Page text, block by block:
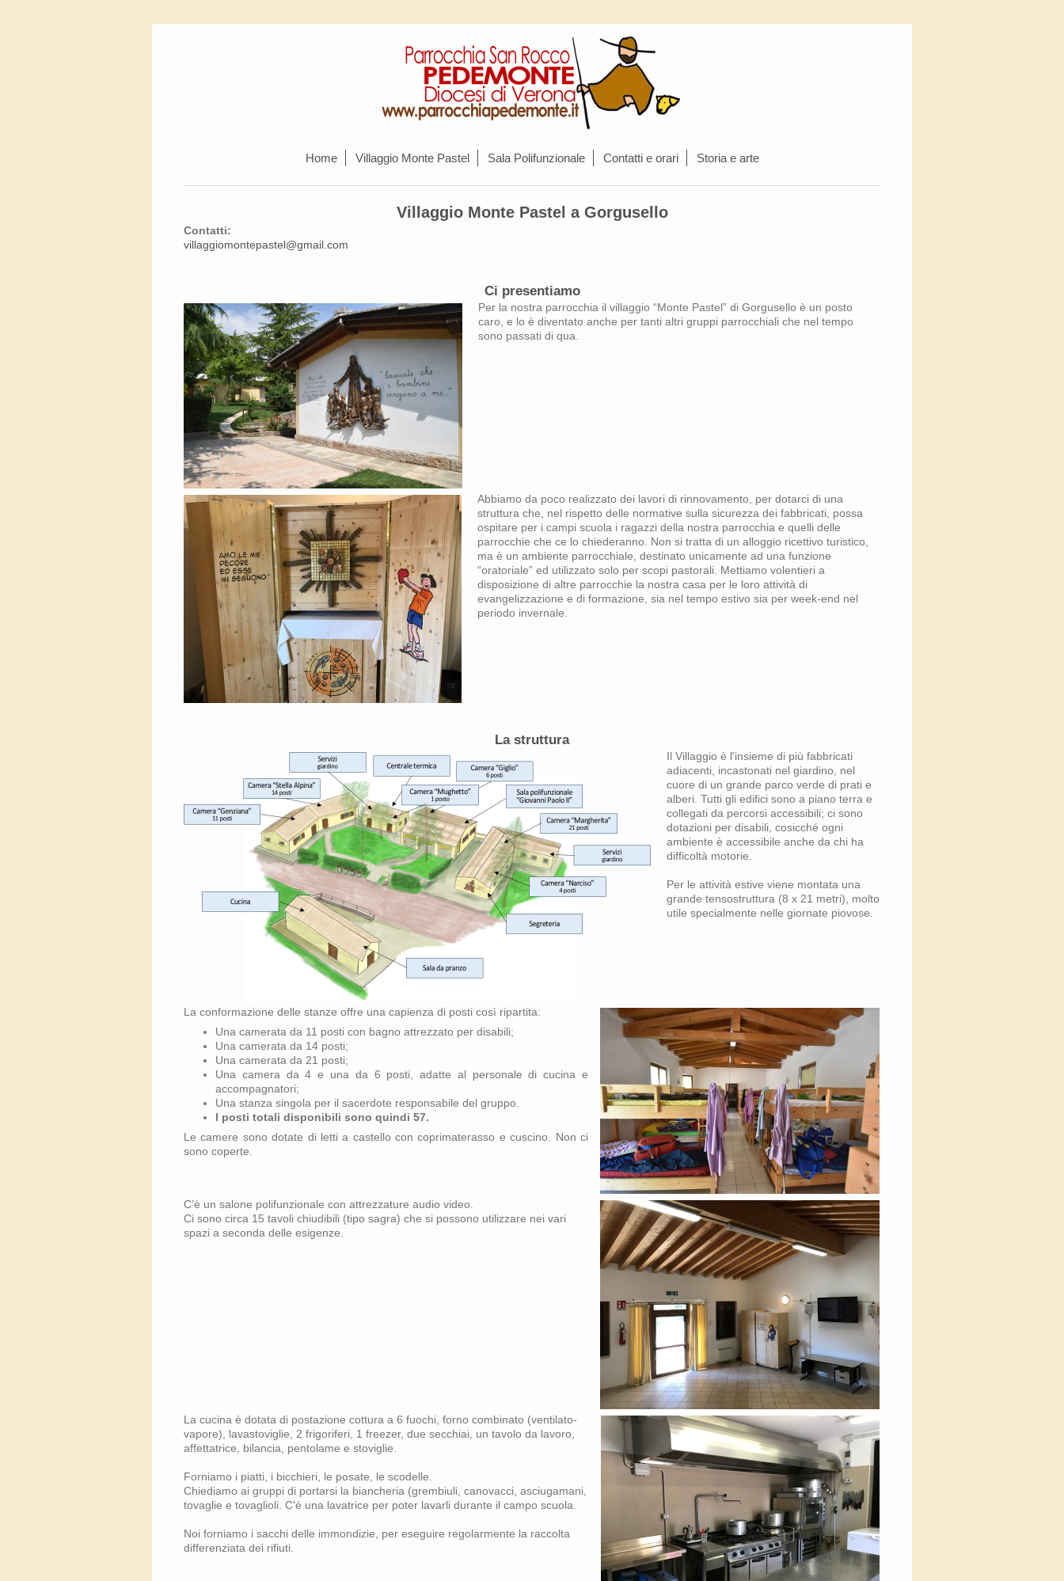
Home Villaggio Monte Pastel Sala Polifunzionale Contatti e orari Storia e arte
Villaggio Monte Pastel a Gorgusello
Contatti:
villaggiomontepastel@gmail.com
Ci presentiamo
Per la nostra parrocchia il villaggio “Monte Pastel” di Gorgusello è un posto
caro, e lo è diventato anche per tanti altri gruppi parrocchiali che nel tempo
sono passati di qua.
Abbiamo da poco realizzato dei lavori di rinnovamento, per dotarci di una
struttura che, nel rispetto delle normative sulla sicurezza dei fabbricati, possa
ospitare per i campi scuola i ragazzi della nostra parrocchia e quelli delle
parrocchie che ce lo chiederanno. Non si tratta di un alloggio ricettivo turistico,
ma è un ambiente parrocchiale, destinato unicamente ad una funzione
“oratoriale” ed utilizzato solo per scopi pastorali. Mettiamo volentieri a
disposizione di altre parrocchie la nostra casa per le loro attività di
evangelizzazione e di formazione, sia nel tempo estivo sia per week-end nel
periodo invernale.
La struttura
Il Villaggio è l'insieme di più fabbricati
adiacenti, incastonati nel giardino, nel
cuore di un grande parco verde di prati e
alberi. Tutti gli edifici sono a piano terra e
collegati da percorsi accessibili; ci sono
dotazioni per disabili, cosicché ogni
ambiente è accessibile anche da chi ha
difficoltà motorie.
Per le attività estive viene montata una
grande tensostruttura (8 x 21 metri), molto
utile specialmente nelle giornate piovose.
La conformazione delle stanze offre una capienza di posti così ripartita:
Una camerata da 11 posti con bagno attrezzato per disabili;
Una camerata da 14 posti;
Una camerata da 21 posti;
Una camera da 4 e una da 6 posti, adatte al personale di cucina e
accompagnatori;
Una stanza singola per il sacerdote responsabile del gruppo.
I posti totali disponibili sono quindi 57.
Le camere sono dotate di letti a castello con coprimaterasso e cuscino. Non ci
sono coperte.
C’è un salone polifunzionale con attrezzature audio video.
Ci sono circa 15 tavoli chiudibili (tipo sagra) che si possono utilizzare nei vari
spazi a seconda delle esigenze.
La cucina è dotata di postazione cottura a 6 fuochi, forno combinato (ventilato-
vapore), lavastoviglie, 2 frigoriferi, 1 freezer, due secchiai, un tavolo da lavoro,
affettatrice, bilancia, pentolame e stoviglie.
Forniamo i piatti, i bicchieri, le posate, le scodelle.
Chiediamo ai gruppi di portarsi la biancheria (grembiuli, canovacci, asciugamani,
tovaglie e tovaglioli. C'è una lavatrice per poter lavarli durante il campo scuola.
Noi forniamo i sacchi delle immondizie, per eseguire regolarmente la raccolta
differenziata dei rifiuti.